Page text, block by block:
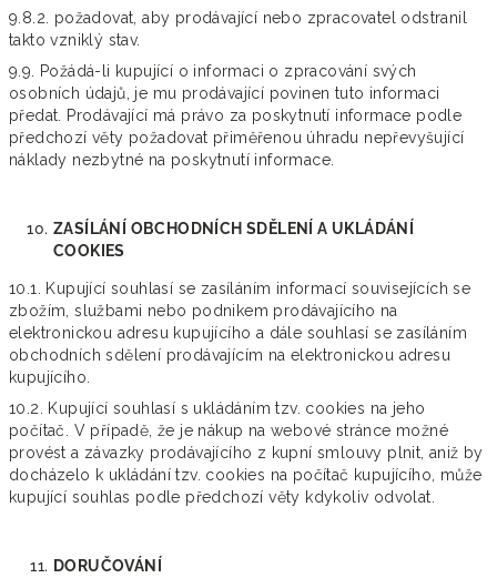
9.8.2. požadovat, aby prodávající nebo zpracovatel odstranil
takto vzniklý stav.
9.9. Požádá-li kupující o informaci o zpracování svých
osobních údajů, je mu prodávající povinen tuto informaci
předat. Prodávající má právo za poskytnutí informace podle
předchozí věty požadovat přiměřenou úhradu nepřevyšující
náklady nezbytné na poskytnutí informace.
ZASÍLÁNÍ OBCHODNÍCH SDĚLENÍ A UKLÁDÁNÍ
COOKIES
10.1. Kupující souhlasí se zasíláním informací souvisejících se
zbožím, službami nebo podnikem prodávajícího na
elektronickou adresu kupujícího a dále souhlasí se zasíláním
obchodních sdělení prodávajícím na elektronickou adresu
kupujícího.
10.2. Kupující souhlasí s ukládáním tzv. cookies na jeho
počítač. V případě, že je nákup na webové stránce možné
provést a závazky prodávajícího z kupní smlouvy plnit, aniž by
docházelo k ukládání tzv. cookies na počítač kupujícího, může
kupující souhlas podle předchozí věty kdykoliv odvolat.
DORUČOVÁNÍ